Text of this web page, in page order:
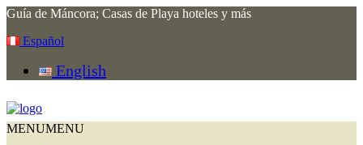
Guía de Máncora; Casas de Playa hoteles y más
Español
English
MENUMENU